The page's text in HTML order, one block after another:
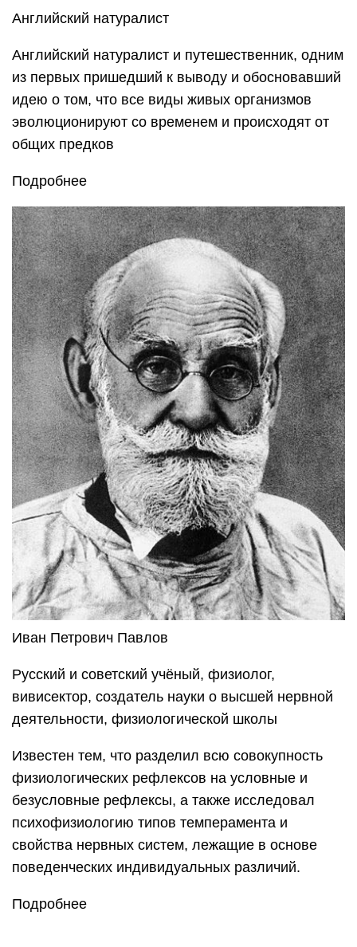
Английский натуралист
Английский натуралист и путешественник, одним
из первых пришедший к выводу и обосновавший
идею о том, что все виды живых организмов
эволюционируют со временем и происходят от
общих предков
Подробнее
Иван Петрович Павлов
Русский и советский учёный, физиолог,
вивисектор, создатель науки о высшей нервной
деятельности, физиологической школы
Известен тем, что разделил всю совокупность
физиологических рефлексов на условные и
безусловные рефлексы, а также исследовал
психофизиологию типов темперамента и
свойства нервных систем, лежащие в основе
поведенческих индивидуальных различий.
Подробнее